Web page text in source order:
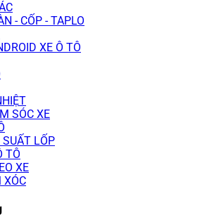
- CỐP - TAPLO
XE Ô TÔ
SÓC XE
SUẤT LỐP
TÔ
XE
XÓC